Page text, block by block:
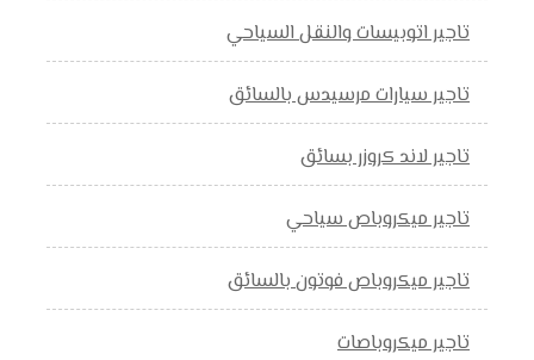
تاجير اتوبيسات والنقل السياحي
تاجير سيارات مرسيدس بالسائق
تاجير لاند كروزر بسائق
تاجير ميكروباص سياحي
تاجير ميكروباص فوتون بالسائق
تاجير ميكروباصات